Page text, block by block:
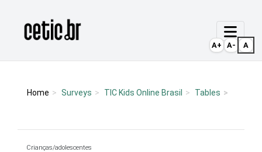
Página inicial
Home Surveys TIC Kids Online Brasil Tables
Crianças/adolescentes
A+ A- A